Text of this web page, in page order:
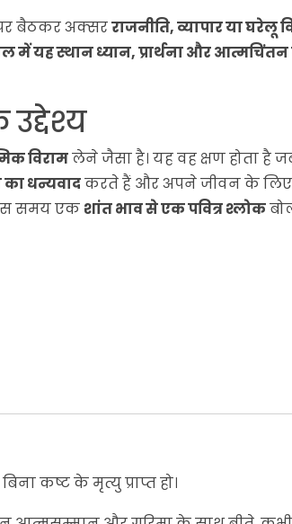
बैठकर अक्सरराजनीति, व्यापार या घरेलू
में यह स्थान ध्यान, प्रार्थना और
विरामलेने जैसा है। यह वह क्षण होता है
धन्यवादकरते हैं और अपने जीवन के
उस समय एक शांत भाव से एक पवित्र श्लोक
कष्ट के मृत्यु प्राप्त हो।